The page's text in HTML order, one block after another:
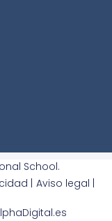
School.
|
Aviso legal |